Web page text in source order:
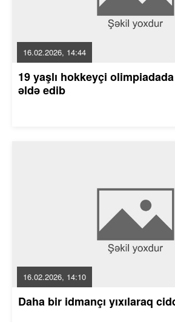
16.02.2026, 14:44
19 yaşlı hokkeyçi
əldə edib
16.02.2026, 14:10
Daha bir idmançı yıxılaraq